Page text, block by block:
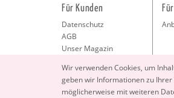
Wir ver­wen­den Coo­kies, um
geben wir In­for­ma­tio­nen zu
mög­li­cher­wei­se mit wei­te­ren
Für Kunden
Datenschutz
AGB
Unser Magazin